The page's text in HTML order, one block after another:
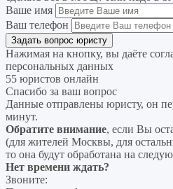
Ваше имя
Ваш телефон
Нажимая на кнопку, вы даёте
персональных данных
55 юристов онлайн
Спасибо за ваш вопрос
Данные отправлены юристу, он
минут.
Обратите внимание, если Вы
(для жителей Москвы, для
то она будут обработана на
Нет времени ждать?
Звоните: